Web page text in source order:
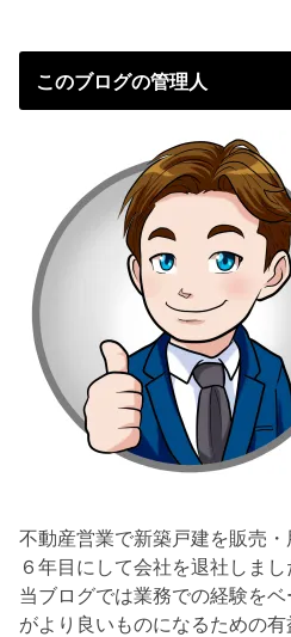
このブログの管理人
不動産営業で新築戸建を販売
６年目にして会社を退社しま
当ブログでは業務での経験を
がより良いものになるための